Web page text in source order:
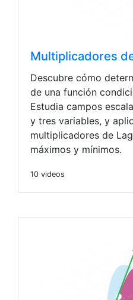
Multiplicadores
Descubre cómo
de una función
Estudia campos
y tres variables, y
multiplicadores de
máximos y mínimos.
10 videos